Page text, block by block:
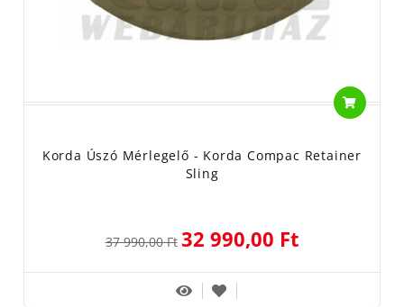
Korda Úszó Mérlegelő - Korda Compac Retainer
Sling
37 990,00 Ft 32 990,00 Ft